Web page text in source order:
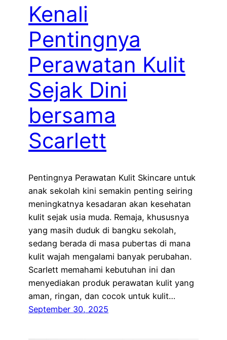
Kenali
Pentingnya
Perawatan Kulit
Sejak Dini
bersama
Scarlett
Pentingnya Perawatan Kulit Skincare untuk
anak sekolah kini semakin penting seiring
meningkatnya kesadaran akan kesehatan
kulit sejak usia muda. Remaja, khususnya
yang masih duduk di bangku sekolah,
sedang berada di masa pubertas di mana
kulit wajah mengalami banyak perubahan.
Scarlett memahami kebutuhan ini dan
menyediakan produk perawatan kulit yang
aman, ringan, dan cocok untuk kulit…
September 30, 2025